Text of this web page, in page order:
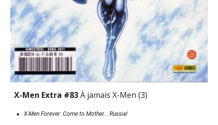
X-Men Extra #83 À jamais X-Men (3)
X-Men Forever: Come to Mother... Russia!